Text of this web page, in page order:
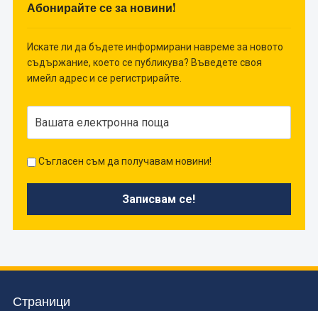
Абонирайте се за новини!
Искате ли да бъдете информирани навреме за новото
съдържание, което се публикува? Въведете своя
имейл адрес и се регистрирайте.
Съгласен съм да получавам новини!
Страници